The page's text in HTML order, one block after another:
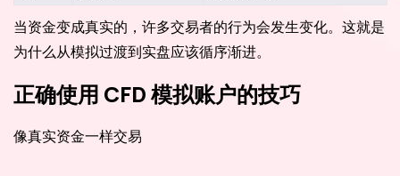
当资金变成真实的，许多交易者的行为会发生变化。这就是
为什么从模拟过渡到实盘应该循序渐进。
正确使用 CFD 模拟账户的技巧
像真实资金一样交易